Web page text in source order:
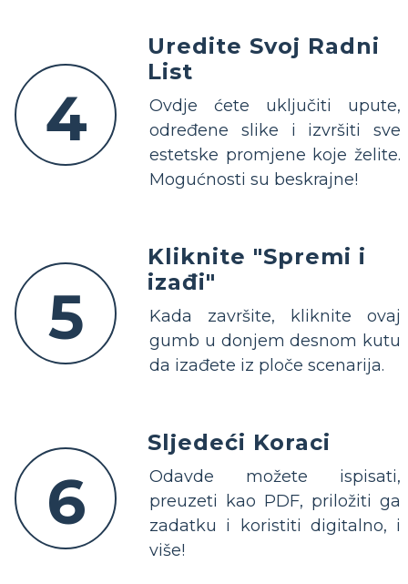
4
Uredite Svoj Radni
List
Ovdje ćete uključiti upute,
određene slike i izvršiti sve
estetske promjene koje želite.
Mogućnosti su beskrajne!
5
Kliknite "Spremi i
izađi"
Kada završite, kliknite ovaj
gumb u donjem desnom kutu
da izađete iz ploče scenarija.
6
Sljedeći Koraci
Odavde možete ispisati,
preuzeti kao PDF, priložiti ga
zadatku i koristiti digitalno, i
više!